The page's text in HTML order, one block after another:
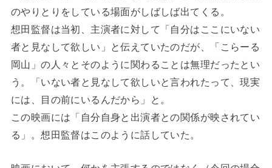
のやりとりをしている場面がしばしば出てくる。
想田監督は当初、主演者に対して「自分はここにいない
者と見なして欲しい」と伝えていたのだが、「こらーる
岡山」の人々とそのように関わることは無理だったとい
う。「いない者と見なして欲しいと言われたって、現実
には、目の前にいるんだから」と。
この映画には「自分自身と出演者との関係が映されてい
る」。想田監督はこのように話していた。